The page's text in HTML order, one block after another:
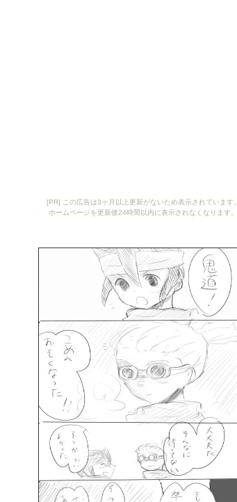
[PR] この広告は3ヶ月以上更新がないため表示されています。
ホームページを更新後24時間以内に表示されなくなります。